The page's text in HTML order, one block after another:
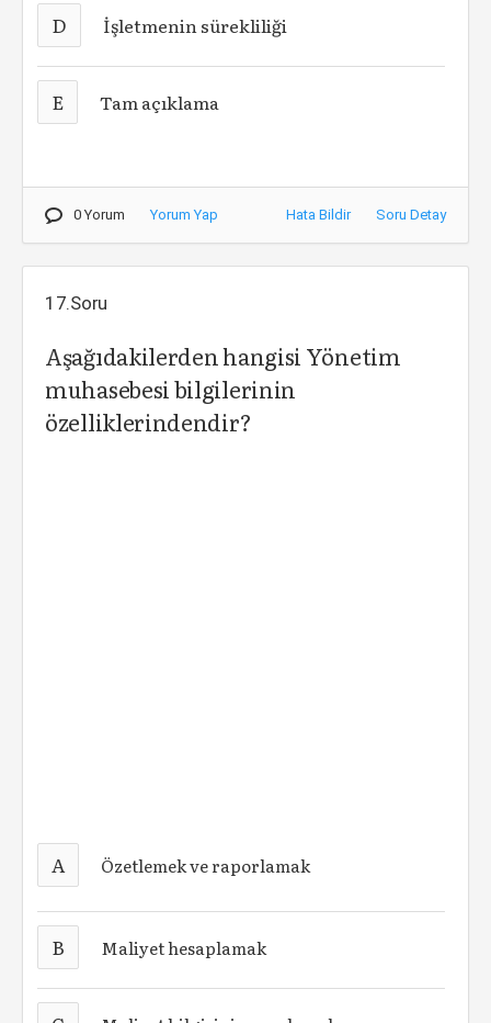
D İşletmenin sürekliliği
E Tam açıklama
0 Yorum Yorum Yap Hata Bildir Soru Detay
17.Soru
Aşağıdakilerden hangisi Yönetim
muhasebesi bilgilerinin
özelliklerindendir?
A Özetlemek ve raporlamak
B Maliyet hesaplamak